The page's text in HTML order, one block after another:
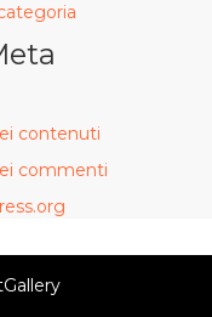
contenuti
commenti